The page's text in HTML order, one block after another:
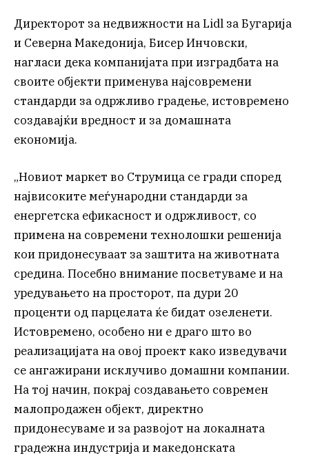
Директорот за недвижности на Lidl за Бугарија
и Северна Македонија, Бисер Инчовски,
нагласи дека компанијата при изградбата на
своите објекти применува најсовремени
стандарди за одржливо градење, истовремено
создавајќи вредност и за домашната
економија.
„Новиот маркет во Струмица се гради според
највисоките меѓународни стандарди за
енергетска ефикасност и одржливост, со
примена на современи технолошки решенија
кои придонесуваат за заштита на животната
средина. Посебно внимание посветуваме и на
уредувањето на просторот, па дури 20
проценти од парцелата ќе бидат озеленети.
Истовремено, особено ни е драго што во
реализацијата на овој проект како изведувачи
се ангажирани исклучиво домашни компании.
На тој начин, покрај создавањето современ
малопродажен објект, директно
придонесуваме и за развојот на локалната
градежна индустрија и македонската